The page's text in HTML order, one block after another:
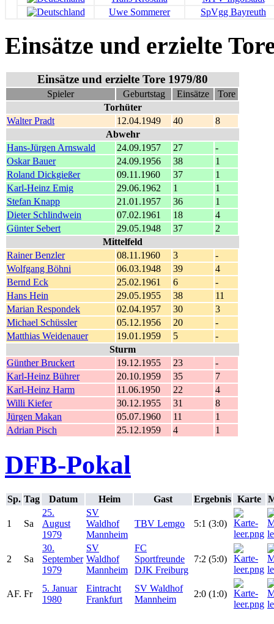
Uwe Sommerer
SpVgg Bayreuth
Einsätze und erzielte
Einsätze und erzielte Tore 1979/80
Spieler Geburtstag Einsätze
Tore
Torhüter
Walter Pradt
12.04.1949 40
8
Abwehr
Hans-Jürgen Arnswald
24.09.1957 27
-
Oskar Bauer
24.09.1956 38
1
Roland Dickgießer
09.11.1960 37
1
Karl-Heinz Emig
29.06.1962 1
1
Stefan Knapp
21.01.1957 36
1
Dieter Schlindwein
07.02.1961 18
4
Günter Sebert
29.05.1948 37
2
Mittelfeld
Rainer Benzler
08.11.1960 3
-
Wolfgang Böhni
06.03.1948 39
4
Bernd Eck
25.02.1961 6
-
Hans Hein
29.05.1955 38
11
Marian Respondek
02.04.1957 30
3
Michael Schüssler
05.12.1956 20
-
Matthias Weidenauer
19.01.1959 5
-
Sturm
Günther Bruckert
19.12.1955 23
-
Karl-Heinz Bührer
20.10.1959 35
7
Karl-Heinz Harm
11.06.1950 22
4
Willi Kiefer
30.12.1955 31
8
Jürgen Makan
05.07.1960 11
1
Adrian Pisch
25.12.1959 4 1
DFB-Pokal
Sp. Tag Datum Heim Gast Ergebnis Karte
1 Sa
25.
August
1979
SV
Waldhof
Mannheim
TBV Lemgo 5:1 (3:0)
2 Sa
30.
September
1979
SV
Waldhof
Mannheim
FC
Sportfreunde
DJK Freiburg
7:2 (5:0)
AF. Fr
5. Januar
1980
Eintracht
Frankfurt
SV Waldhof
Mannheim
2:0 (1:0)